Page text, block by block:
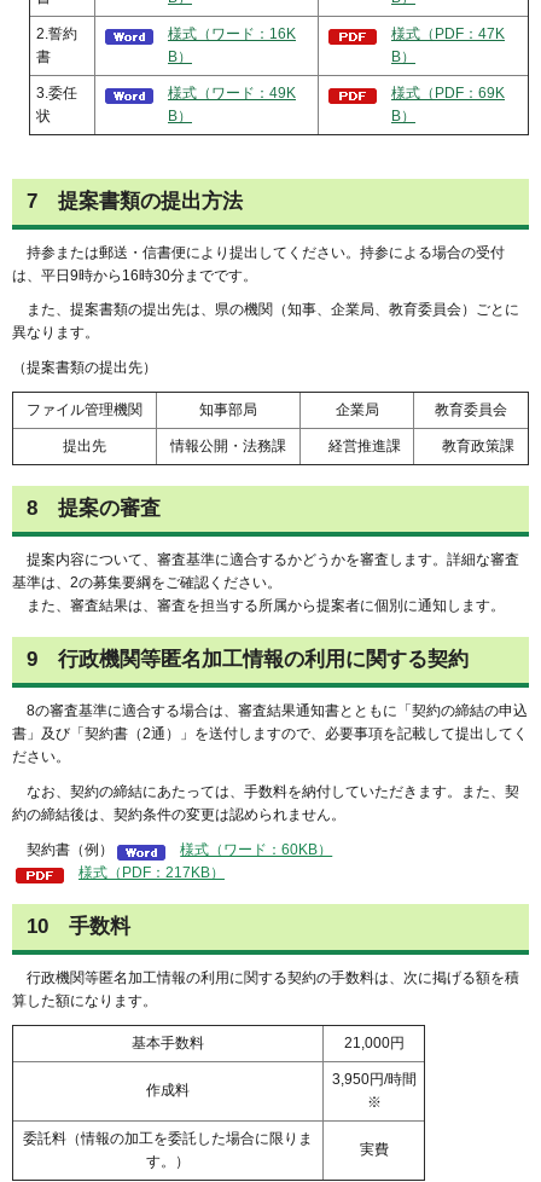
2.誓約
書
様式（ワード：16K
B）
様式（PDF：47K
B）
3.委任
状
様式（ワード：49K
B）
様式（PDF：69K
B）
7 提案書類の提出方法
持参 または郵送・信書便により提出してください。持参による場合の受付
は、平日9時から16時30分までです。
また、提案書類の提出先は、県の機関（知事、企業局、教育委員会）ごとに
異なります。
（提案書類の提出先）
ファイル管理機関 知事部局 企業局 教育委員会
提出先 情報公開・法務課 経営推進課 教育政策課
8 提案の審査
提案内容について、審査基準に適合するかどうかを審査します。詳細な審査
基準は、2の募集要綱をご確認ください。
また 、審査結果は、審査を担当する所属から提案者に個別に通知します。
9 行政機関等匿名加工情報の利用に関する契約
8の審査基準に適合する場合は、審査結果通知書とともに「契約の締結の申込
書」及び「契約書（2通）」を送付しますので、必要事項を記載して提出してく
ださい。
なお、契約の締結にあたっては、手数料を納付していただきます。また、契
約の締結後は、契約条件の変更は認められません。
契約書（例）
様式（ワード：60KB）
様式（PDF：217KB）
10 手数料
行政機関等匿名加工情報の利用に関する契約の手数料は、次に掲げる額を積
算した額になります。
基本手数料 21,000円
作成料
3,950円/時間
※
委託料（情報の加工を委託した場合に限りま
す。）
実費